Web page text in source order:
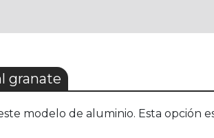
granate
modelo de aluminio. Esta opción